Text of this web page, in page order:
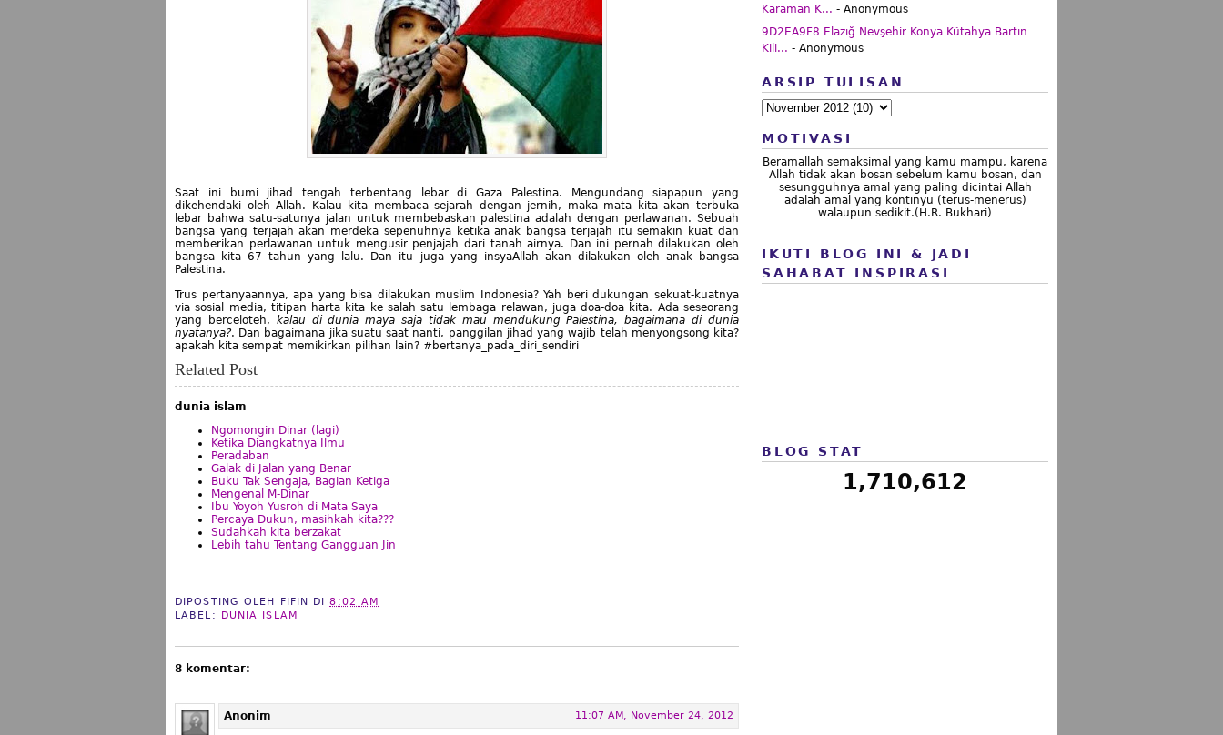
Saat ini bumi jihad tengah terbentang lebar di Gaza Palestina. Mengundang siapapun yang
dikehendaki oleh Allah. Kalau kita membaca sejarah dengan jernih, maka mata kita akan terbuka
lebar bahwa satu-satunya jalan untuk membebaskan palestina adalah dengan perlawanan. Sebuah
bangsa yang terjajah akan merdeka sepenuhnya ketika anak bangsa terjajah itu semakin kuat dan
memberikan perlawanan untuk mengusir penjajah dari tanah airnya. Dan ini pernah dilakukan oleh
bangsa kita 67 tahun yang lalu. Dan itu juga yang insyaAllah akan dilakukan oleh anak bangsa
Palestina.
Trus pertanyaannya, apa yang bisa dilakukan muslim Indonesia? Yah beri dukungan sekuat-kuatnya
via sosial media, titipan harta kita ke salah satu lembaga relawan, juga doa-doa kita. Ada seseorang
yang berceloteh, kalau di dunia maya saja tidak mau mendukung Palestina, bagaimana di dunia
nyatanya?. Dan bagaimana jika suatu saat nanti, panggilan jihad yang wajib telah menyongsong kita?
apakah kita sempat memikirkan pilihan lain? #bertanya_pada_diri_sendiri
Related Post
dunia islam
Ngomongin Dinar (lagi)
Ketika Diangkatnya Ilmu
Peradaban
Galak di Jalan yang Benar
Buku Tak Sengaja, Bagian Ketiga
Mengenal M-Dinar
Ibu Yoyoh Yusroh di Mata Saya
Percaya Dukun, masihkah kita???
Sudahkah kita berzakat
Lebih tahu Tentang Gangguan Jin
DIPOSTING OLEH FIFIN DI8:02 AM
LABEL: DUNIA ISLAM
8 komentar:
Anonim 11:07 AM, November 24, 2012
Karaman K... - Anonymous
9D2EA9F8 Elazığ Nevşehir Konya Kütahya Bartın
Kili... - Anonymous
ARSIP TULISAN
MOTIVASI
Beramallah semaksimal yang kamu mampu, karena
Allah tidak akan bosan sebelum kamu bosan, dan
sesungguhnya amal yang paling dicintai Allah
adalah amal yang kontinyu (terus-menerus)
walaupun sedikit.(H.R. Bukhari)
IKUTI BLOG INI & JADI
SAHABAT INSPIRASI
BLOG STAT
1,710,612